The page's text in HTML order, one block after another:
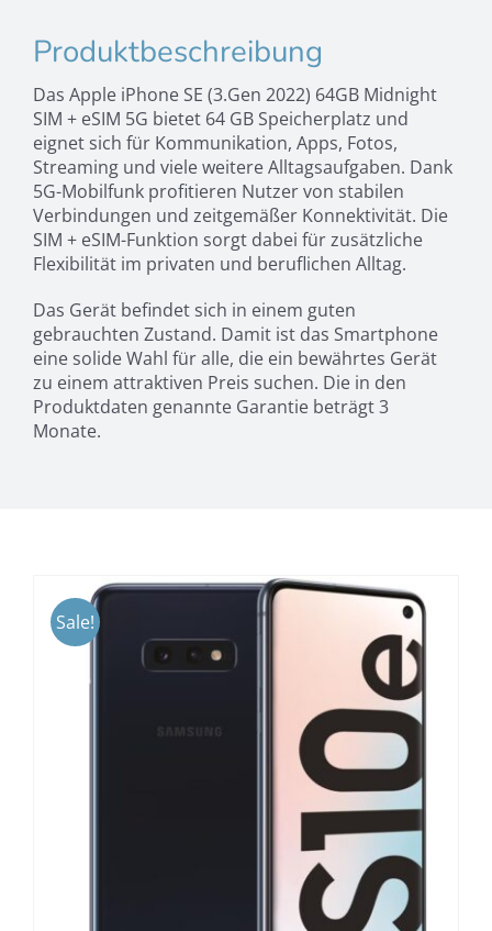
Produktbeschreibung
Das Apple iPhone SE (3.Gen 2022) 64GB Midnight
SIM + eSIM 5G bietet 64 GB Speicherplatz und
eignet sich für Kommunikation, Apps, Fotos,
Streaming und viele weitere Alltagsaufgaben. Dank
5G-Mobilfunk profitieren Nutzer von stabilen
Verbindungen und zeitgemäßer Konnektivität. Die
SIM + eSIM-Funktion sorgt dabei für zusätzliche
Flexibilität im privaten und beruflichen Alltag.
Das Gerät befindet sich in einem guten
gebrauchten Zustand. Damit ist das Smartphone
eine solide Wahl für alle, die ein bewährtes Gerät
zu einem attraktiven Preis suchen. Die in den
Produktdaten genannte Garantie beträgt 3
Monate.
Sale!